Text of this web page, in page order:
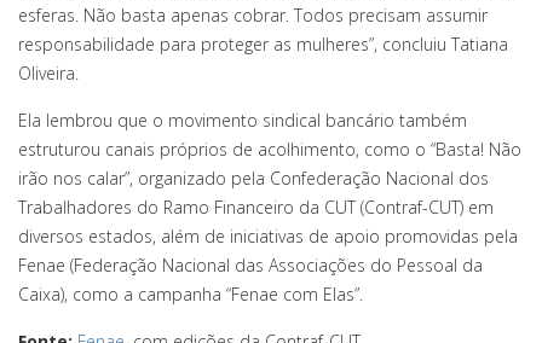
esferas. Não basta apenas cobrar. Todos precisam assumir
responsabilidade para proteger as mulheres”, concluiu Tatiana
Oliveira.
Ela lembrou que o movimento sindical bancário também
estruturou canais próprios de acolhimento, como o “Basta! Não
irão nos calar”, organizado pela Confederação Nacional dos
Trabalhadores do Ramo Financeiro da CUT (Contraf-CUT) em
diversos estados, além de iniciativas de apoio promovidas pela
Fenae (Federação Nacional das Associações do Pessoal da
Caixa), como a campanha “Fenae com Elas”.